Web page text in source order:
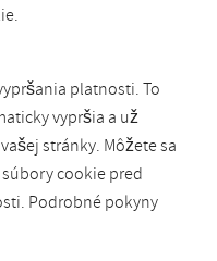
platnosti. To
vypršia a už
stránky. Môžete sa
cookie pred
Podrobné pokyny